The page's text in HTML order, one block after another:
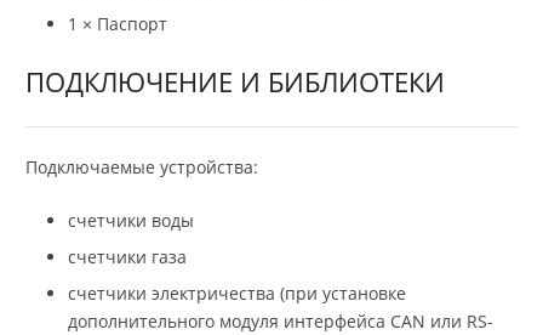
1 × Паспорт
ПОДКЛЮЧЕНИЕ И БИБЛИОТЕКИ
Подключаемые устройства:
счетчики воды
счетчики газа
счетчики электричества (при установке
дополнительного модуля интерфейса CAN или RS-